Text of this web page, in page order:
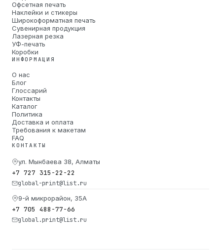
Офсетная печать
Наклейки и стикеры
Широкоформатная печать
Сувенирная продукция
Лазерная резка
УФ-печать
Коробки
ИНФОРМАЦИЯ
О нас
Блог
Глоссарий
Контакты
Каталог
Политика
Доставка и оплата
Требования к макетам
FAQ
КОНТАКТЫ
ул. Мынбаева 38, Алматы
+7 727 315-22-22
global-print@list.ru
9-й микрорайон, 35А
+7 705 488-77-66
global.print@list.ru